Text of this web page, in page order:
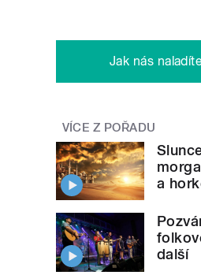
Jak nás
VÍCE Z POŘADU
a
další